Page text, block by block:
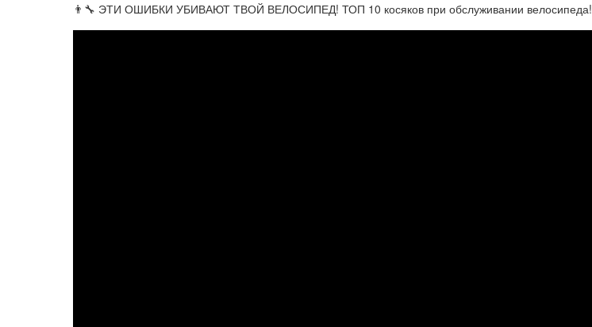
👨‍🔧 ЭТИ ОШИБКИ УБИВАЮТ ТВОЙ ВЕЛОСИПЕД! ТОП 10 косяков при обслуживании велосипеда!